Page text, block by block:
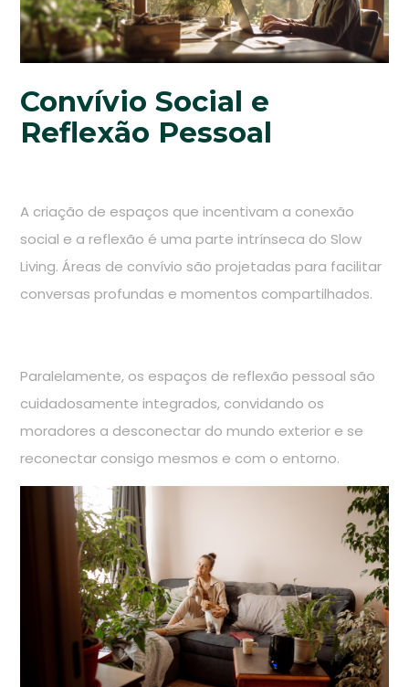
Convívio Social e
Reflexão Pessoal
A criação de espaços que incentivam a conexão
social e a reflexão é uma parte intrínseca do Slow
Living. Áreas de convívio são projetadas para facilitar
conversas profundas e momentos compartilhados.
Paralelamente, os espaços de reflexão pessoal são
cuidadosamente integrados, convidando os
moradores a desconectar do mundo exterior e se
reconectar consigo mesmos e com o entorno.